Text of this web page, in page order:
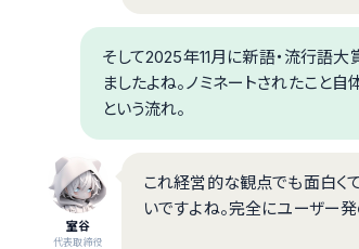
そして2025年11月に新語・流行語大
ましたよね。ノミネートされたこと自
という流れ。
室谷
代表取締役
これ経営的な観点でも面白く
いですよね。完全にユーザー